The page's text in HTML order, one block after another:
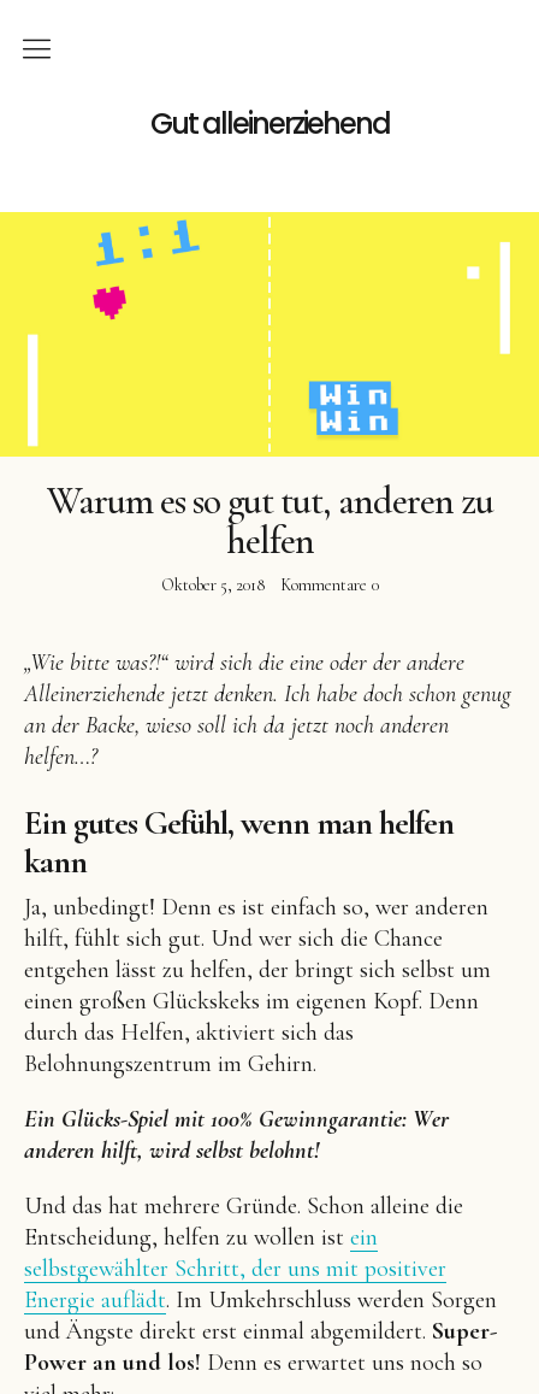
Gut alleinerziehend
Home
Gutes
Geld
Podcast
Bücher
Buchreihe
FacebookInstagramPinterest
Warum es so gut tut, anderen zu
helfen
Oktober 5, 2018 Kommentare 0
„Wie bitte was?!“ wird sich die eine oder der andere
Alleinerziehende jetzt denken. Ich habe doch schon genug
an der Backe, wieso soll ich da jetzt noch anderen
helfen…?
Ein gutes Gefühl, wenn man helfen
kann
Ja, unbedingt! Denn es ist einfach so, wer anderen
hilft, fühlt sich gut. Und wer sich die Chance
entgehen lässt zu helfen, der bringt sich selbst um
einen großen Glückskeks im eigenen Kopf. Denn
durch das Helfen, aktiviert sich das
Belohnungszentrum im Gehirn.
Ein Glücks-Spiel mit 100% Gewinngarantie: Wer
anderen hilft, wird selbst belohnt!
Und das hat mehrere Gründe. Schon alleine die
Entscheidung, helfen zu wollen ist ein
selbstgewählter Schritt, der uns mit positiver
Energie auflädt. Im Umkehrschluss werden Sorgen
und Ängste direkt erst einmal abgemildert. Super-
Power an und los! Denn es erwartet uns noch so